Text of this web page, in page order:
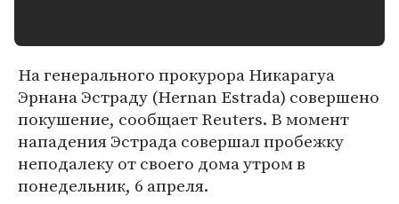
На генерального прокурора Никарагуа
Эрнана Эстраду (Hernan Estrada) совершено
покушение, сообщает Reuters. В момент
нападения Эстрада совершал пробежку
неподалеку от своего дома утром в
понедельник, 6 апреля.